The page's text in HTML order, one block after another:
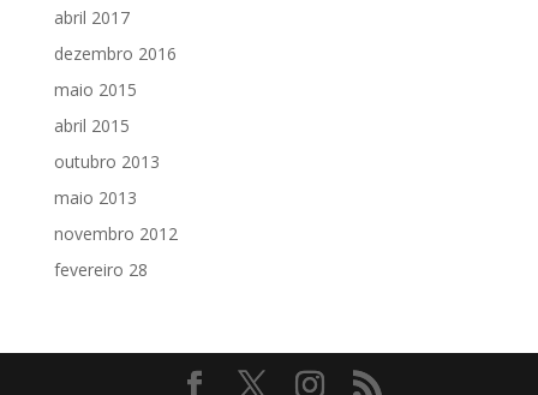
abril 2017
dezembro 2016
maio 2015
abril 2015
outubro 2013
maio 2013
novembro 2012
fevereiro 28